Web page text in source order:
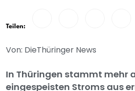
Teilen:
Von: DieThüringer News
In Thüringen stammt mehr
eingespeisten Stroms aus